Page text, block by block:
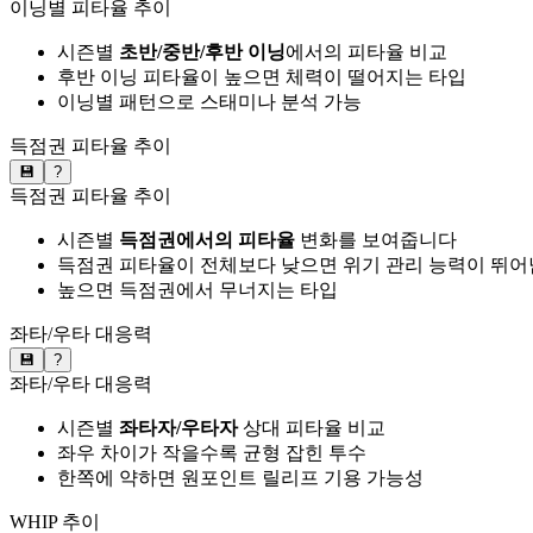
이닝별 피타율 추이
시즌별 초반/중반/후반 이닝에서의 피타율 비교
후반 이닝 피타율이 높으면 체력이 떨어지는 타입
이닝별 패턴으로 스태미나 분석 가능
득점권 피타율 추이
💾 ?
득점권 피타율 추이
시즌별 득점권에서의 피타율 변화를 보여줍니다
득점권 피타율이 전체보다 낮으면 위기 관리 능력이 뛰어
높으면 득점권에서 무너지는 타입
좌타/우타 대응력
💾 ?
좌타/우타 대응력
시즌별 좌타자/우타자상대 피타율 비교
좌우 차이가 작을수록 균형 잡힌 투수
한쪽에 약하면 원포인트 릴리프 기용 가능성
WHIP 추이